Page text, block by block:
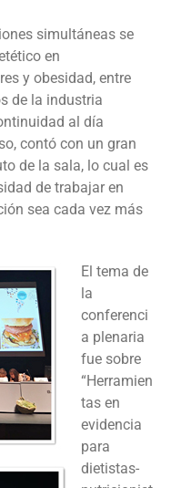
simultáneas se
en
y obesidad, entre
de la industria
al día
contó con un gran
de la sala, lo cual es
de trabajar en
sea cada vez más
El tema de
la
conferenci
a plenaria
fue sobre
“Herramien
tas en
evidencia
para
dietistas-